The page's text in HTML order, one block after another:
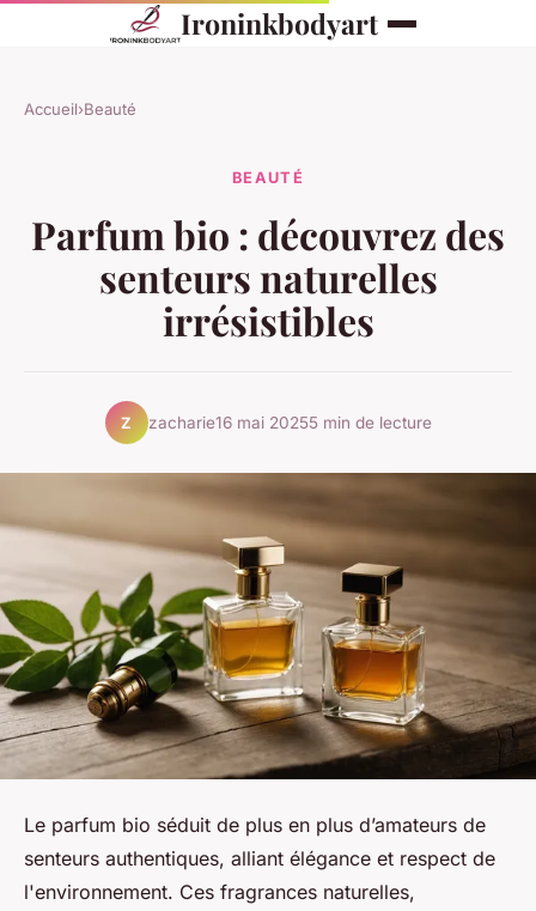
Ironinkbodyart
Accueil›Beauté
BEAUTÉ
Parfum bio : découvrez des
senteurs naturelles
irrésistibles
Z zacharie16 mai 20255 min de lecture
Le parfum bio séduit de plus en plus d’amateurs de
senteurs authentiques, alliant élégance et respect de
l'environnement. Ces fragrances naturelles,